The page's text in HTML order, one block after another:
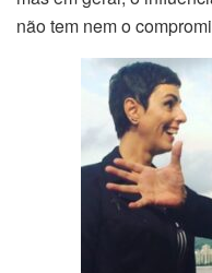
não tem nem o